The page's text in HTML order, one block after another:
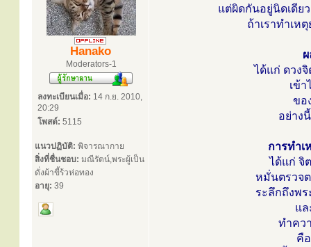
Hanako
Moderators-1
ลงทะเบียนเมื่อ: 14 ก.ย. 2010,
20:29
โพสต์: 5115
แนวปฏิบัติ: พิจารณากาย
สิ่งที่ชื่นชอบ: มณีรัตน์,พระผู้เป็น
ดั่งผ้าขี้ร้วห่อทอง
อายุ: 39
แต่ผิดกันอยู่นิดเดีย
ถ้าเราทำเห
ได้แก่ ดวง
เข้
ขอ
อย่าง
การทำ
ได้แก่ จิ
หมั่นตรวจ
ระลึกถึงพ
แ
ทำคว
คื